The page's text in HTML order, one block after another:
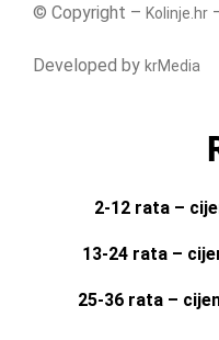
© Copyright – Kolinje.hr
Developed by krMedia
2-12 rata –
13-24 rata –
25-36 rata –